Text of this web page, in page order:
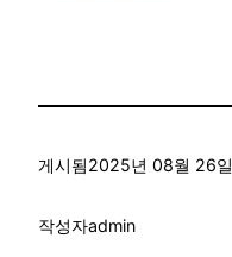
게시됨2025년 08월 26일
작성자admin